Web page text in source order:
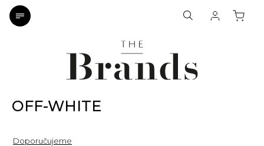
OFF-WHITE
Doporučujeme